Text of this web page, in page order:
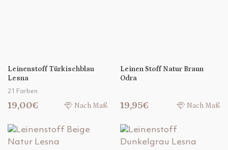
Leinenstoff Türkischblau
Lesna
21 Farben
19,00€ Nach Maß
Leinen Stoff Natur Braun
Odra
19,95€ Nach Maß